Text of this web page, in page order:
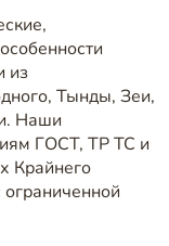
из
Тынды, Зеи,
Наши
ГОСТ, ТР ТС и
Крайнего